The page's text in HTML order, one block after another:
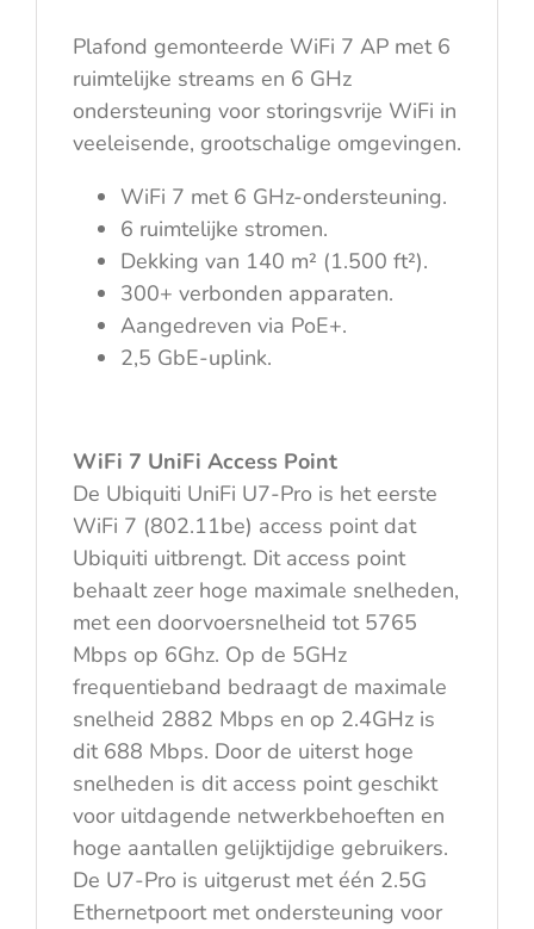
Plafond gemonteerde WiFi 7 AP met 6
ruimtelijke streams en 6 GHz
ondersteuning voor storingsvrije WiFi in
veeleisende, grootschalige omgevingen.
WiFi 7 met 6 GHz-ondersteuning.
6 ruimtelijke stromen.
Dekking van 140 m² (1.500 ft²).
300+ verbonden apparaten.
Aangedreven via PoE+.
2,5 GbE-uplink.
WiFi 7 UniFi Access Point
De Ubiquiti UniFi U7-Pro is het eerste
WiFi 7 (802.11be) access point dat
Ubiquiti uitbrengt. Dit access point
behaalt zeer hoge maximale snelheden,
met een doorvoersnelheid tot 5765
Mbps op 6Ghz. Op de 5GHz
frequentieband bedraagt de maximale
snelheid 2882 Mbps en op 2.4GHz is
dit 688 Mbps. Door de uiterst hoge
snelheden is dit access point geschikt
voor uitdagende netwerkbehoeften en
hoge aantallen gelijktijdige gebruikers.
De U7-Pro is uitgerust met één 2.5G
Ethernetpoort met ondersteuning voor